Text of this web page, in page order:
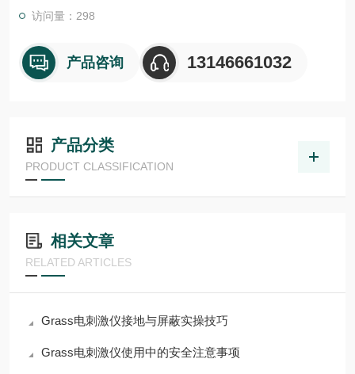
访问量：298
产品咨询 13146661032
产品分类
PRODUCT CLASSIFICATION
相关文章
RELATED ARTICLES
Grass电刺激仪接地与屏蔽实操技巧
Grass电刺激仪使用中的安全注意事项